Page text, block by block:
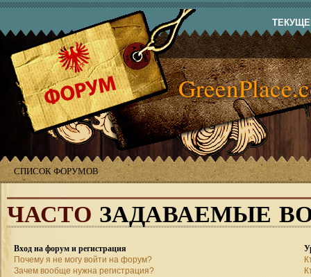
СПИСОК ФОРУМОВ
ЧАСТО ЗАДАВАЕМЫЕ
Вход на форум и регистрация
Почему я не могу войти на форум?
Зачем вообще нужна регистрация?